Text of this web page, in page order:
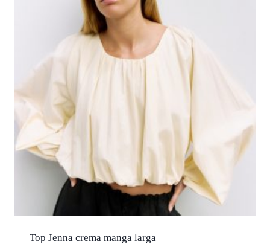
Top Jenna crema manga larga